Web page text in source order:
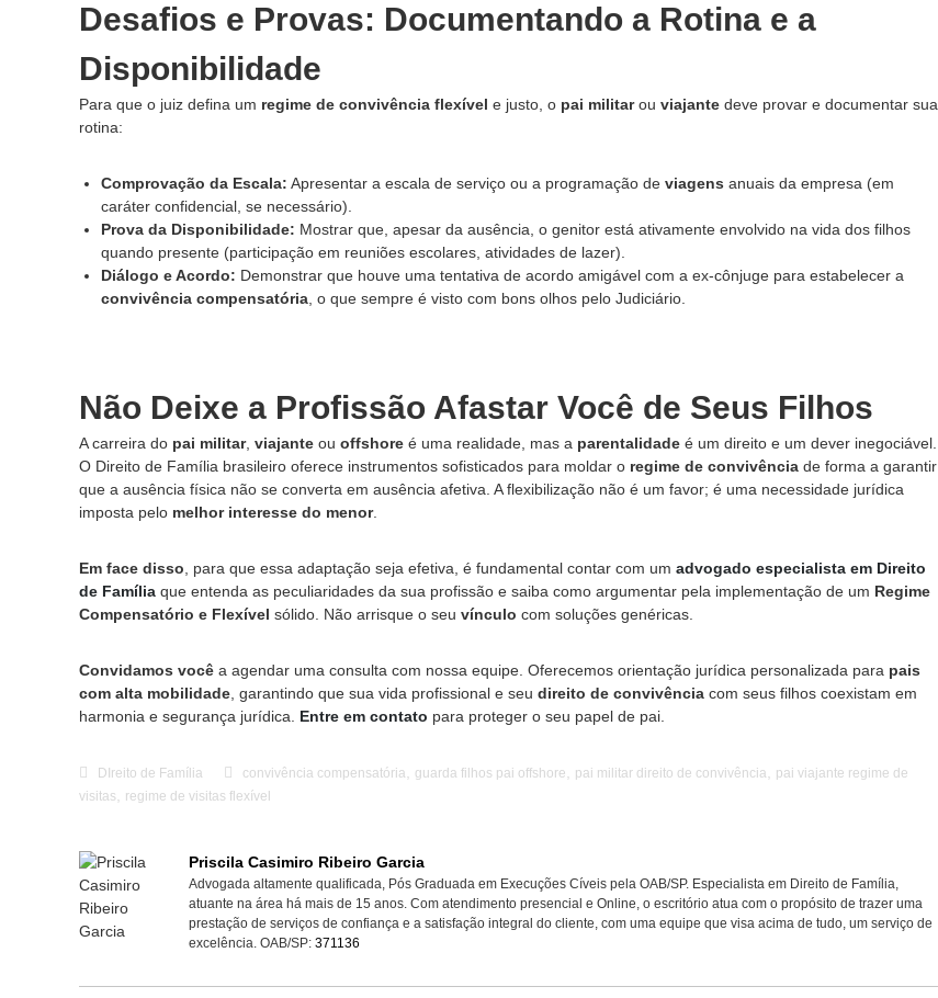
o
Desafios e Provas: Documentando a Rotina e a
Disponibilidade
Para que o juiz defina um regime de convivência flexível e justo, o pai militarou viajante deve provar e documentar sua
rotina:
Comprovação da Escala: Apresentar a escala de serviço ou a programação de viagens anuais da empresa (em
caráter confidencial, se necessário).
Prova da Disponibilidade: Mostrar que, apesar da ausência, o genitor está ativamente envolvido na vida dos filhos
quando presente (participação em reuniões escolares, atividades de lazer).
Diálogo e Acordo: Demonstrar que houve uma tentativa de acordo amigável com a ex-cônjuge para estabelecer a
convivência compensatória , o que sempre é visto com bons olhos pelo Judiciário.
Não Deixe a Profissão Afastar Você de Seus Filhos
A carreira do pai militar, viajante ou offshore é uma realidade, mas a parentalidade é um direito e um dever inegociável.
O Direito de Família brasileiro oferece instrumentos sofisticados para moldar o regime de convivência de forma a garantir
que a ausência física não se converta em ausência afetiva. A flexibilização não é um favor; é uma necessidade jurídica
imposta pelo melhor interesse do menor.
Em face disso , para que essa adaptação seja efetiva, é fundamental contar com um advogado especialista em Direito
de Família que entenda as peculiaridades da sua profissão e saiba como argumentar pela implementação de um Regime
Compensatório e Flexível sólido. Não arrisque o seu vínculo com soluções genéricas.
Convidamos você a agendar uma consulta com nossa equipe. Oferecemos orientação jurídica personalizada para pais
com alta mobilidade , garantindo que sua vida profissional e seu direito de convivência com seus filhos coexistam em
harmonia e segurança jurídica. Entre em contato para proteger o seu papel de pai.
DIreito de Família convivência compensatória guarda filhos pai offshore pai militar direito de convivência
pai viajante regime de
visitas
regime de visitas flexível
Priscila Casimiro Ribeiro Garcia
Advogada altamente qualificada, Pós Graduada em Execuções Cíveis pela OAB/SP. Especialista em Direito de Família,
atuante na área há mais de 15 anos. Com atendimento presencial e Online, o escritório atua com o propósito de trazer uma
prestação de serviços de confiança e a satisfação integral do cliente, com uma equipe que visa acima de tudo, um serviço de
excelência. OAB/SP: 371136